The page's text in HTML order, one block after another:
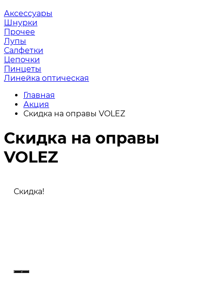
Аксессуары
Шнурки
Прочее
Лупы
Салфетки
Цепочки
Пинцеты
Линейка оптическая
Главная
Акция
Скидка на оправы VOLEZ
Скидка на оправы
VOLEZ
Скидка!